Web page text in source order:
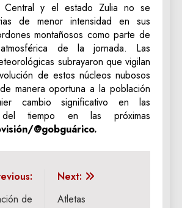
Central y el estado Zulia no se
de menor intensidad en sus
montañosos como parte de
de la jornada. Las
subrayaron que vigilan
de estos núcleos nubosos
manera oportuna a la población
cambio significativo en las
del tiempo en las próximas
@gobguárico.
de
Next:
Atletas